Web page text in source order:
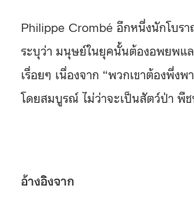
Philippe Crombé อีกหนึ่งนักโบรา
ระบุว่า มนุษย์ในยุคนั้นต้องอพยพแ
เรื่อยๆ เนื่องจาก “พวกเขาต้องพึ่งพ
โดยสมบูรณ์ ไม่ว่าจะเป็นสัตว์ป่า พื
อ้างอิงจาก